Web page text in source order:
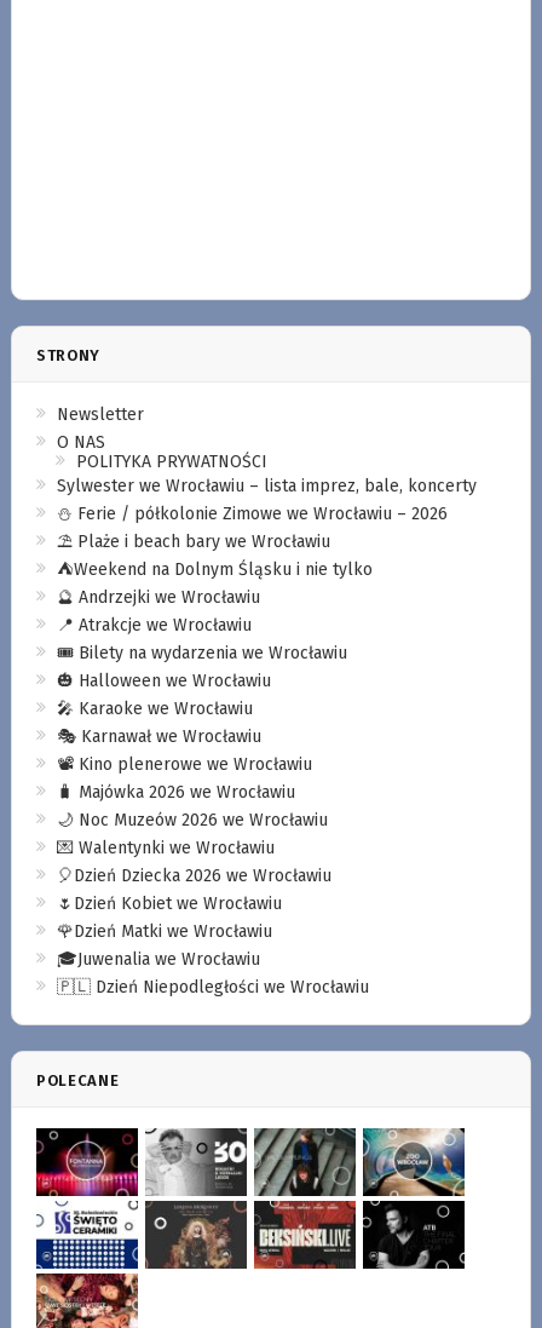
STRONY
Newsletter
O NAS
POLITYKA PRYWATNOŚCI
Sylwester we Wrocławiu – lista imprez, bale, koncerty
⛄️ Ferie / półkolonie Zimowe we Wrocławiu – 2026
⛱️ Plaże i beach bary we Wrocławiu
⛺️Weekend na Dolnym Śląsku i nie tylko
🔮 Andrzejki we Wrocławiu
📍 Atrakcje we Wrocławiu
🎟️ Bilety na wydarzenia we Wrocławiu
🎃 Halloween we Wrocławiu
🎤 Karaoke we Wrocławiu
🎭 Karnawał we Wrocławiu
📽️ Kino plenerowe we Wrocławiu
🧳 Majówka 2026 we Wrocławiu
🌙 Noc Muzeów 2026 we Wrocławiu
💌 Walentynki we Wrocławiu
🎈Dzień Dziecka 2026 we Wrocławiu
🌷Dzień Kobiet we Wrocławiu
🌹Dzień Matki we Wrocławiu
🎓Juwenalia we Wrocławiu
🇵🇱 Dzień Niepodległości we Wrocławiu
POLECANE